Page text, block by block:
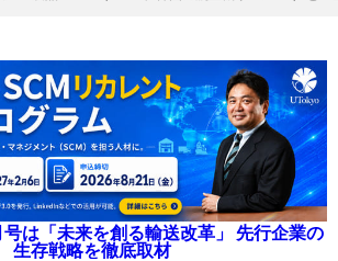
は「未来を創る輸送改革」 先行企業の
生存戦略を徹底取材